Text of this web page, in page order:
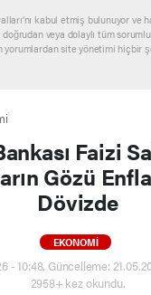
kabul etmiş bulunuyor ve
veya dolaylı tüm
yorumlardan site yönetimi hiçbir
Faizi
Gözü
Dövizde
EKONOMI
- 10:48, Güncelleme:
2958+ kez okundu.